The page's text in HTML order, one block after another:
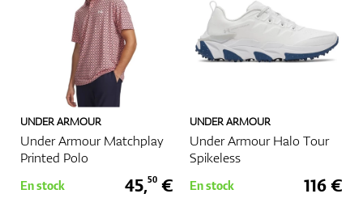
UNDER ARMOUR
Under Armour Matchplay
Printed Polo
En stock 45,50 €
UNDER ARMOUR
Under Armour Halo Tour
Spikeless
En stock 116 €